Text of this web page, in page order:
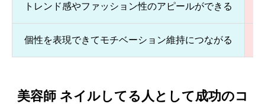
トレンド感やファッション性のアピールができる
個性を表現できてモチベーション維持につながる
美容師 ネイルしてる人として成功のコ